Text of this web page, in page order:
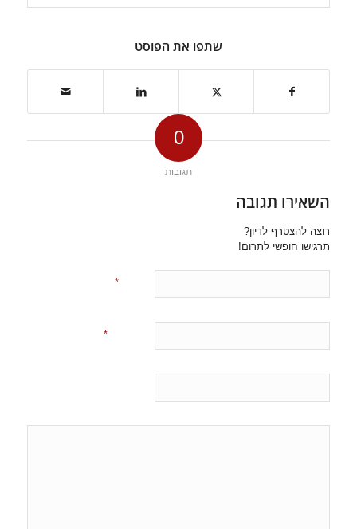
שתפו את הפוסט
0
תגובות
השאירו תגובה
רוצה להצטרף לדיון?
תרגישו חופשי לתרום!
*
*